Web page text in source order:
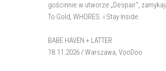
gościnnie w utworze „Despair",
To Gold, WHORES. i Stay Inside.
BABE HAVEN + LATTER
18.11.2026 / Warszawa, VooDoo